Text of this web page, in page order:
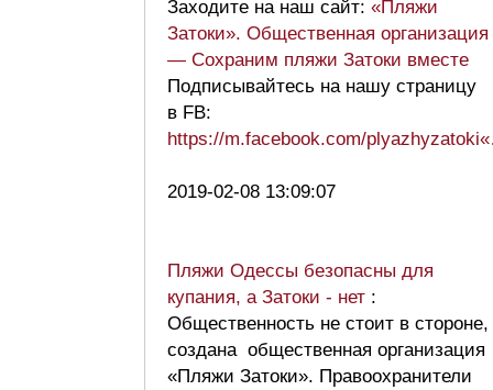
Заходите на наш сайт: «Пляжи
Затоки». Общественная организация
— Сохраним пляжи Затоки вместе
Подписывайтесь на нашу страницу
в FB:
https://m.facebook.com/
2019-02-08 13:09:07
Пляжи Одессы безопасны для
купания, а Затоки - нет :
Общественность не стоит в стороне,
создана общественная организация
«Пляжи Затоки». Правоохранители